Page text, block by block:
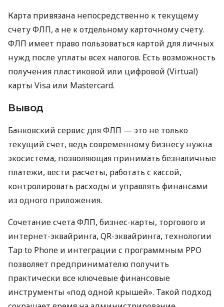
Карта привязана непосредственно к текущему
счету ФЛП, а не к отдельному карточному счету.
ФЛП имеет право пользоваться картой для личных
нужд после уплаты всех налогов. Есть возможность
получения пластиковой или цифровой (Virtual)
карты Visa или Mastercard.
Вывод
Банковский сервис для ФЛП — это не только
текущий счет, ведь современному бизнесу нужна
экосистема, позволяющая принимать безналичные
платежи, вести расчеты, работать с кассой,
контролировать расходы и управлять финансами
из одного приложения.
Сочетание счета ФЛП, бизнес-карты, торгового и
интернет-эквайринга, QR-эквайринга, технологии
Tap to Phone и интеграции с программным РРО
позволяет предпринимателю получить
практически все ключевые финансовые
инструменты «под одной крышей». Такой подход